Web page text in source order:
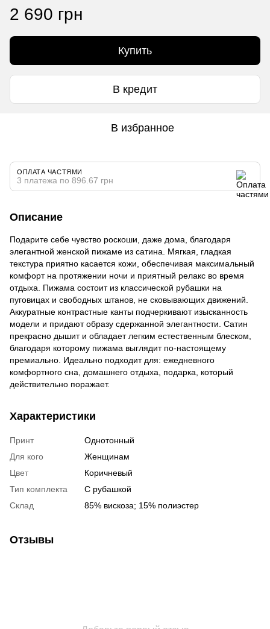
2 690 грн
Купить
В кредит
В избранное
ОПЛАТА ЧАСТЯМИ
3 платежа по 896.67 грн
Описание
Подарите себе чувство роскоши, даже дома, благодаря
элегантной женской пижаме из сатина. Мягкая, гладкая
текстура приятно касается кожи, обеспечивая максимальный
комфорт на протяжении ночи и приятный релакс во время
отдыха. Пижама состоит из классической рубашки на
пуговицах и свободных штанов, не сковывающих движений.
Аккуратные контрастные канты подчеркивают изысканность
модели и придают образу сдержанной элегантности. Сатин
прекрасно дышит и обладает легким естественным блеском,
благодаря которому пижама выглядит по-настоящему
премиально. Идеально подходит для: ежедневного
комфортного сна, домашнего отдыха, подарка, который
действительно поражает.
Характеристики
Принт
Однотонный
Для кого
Женщинам
Цвет
Коричневый
Тип комплекта
С рубашкой
Склад
85% вискоза; 15% полиэстер
Отзывы